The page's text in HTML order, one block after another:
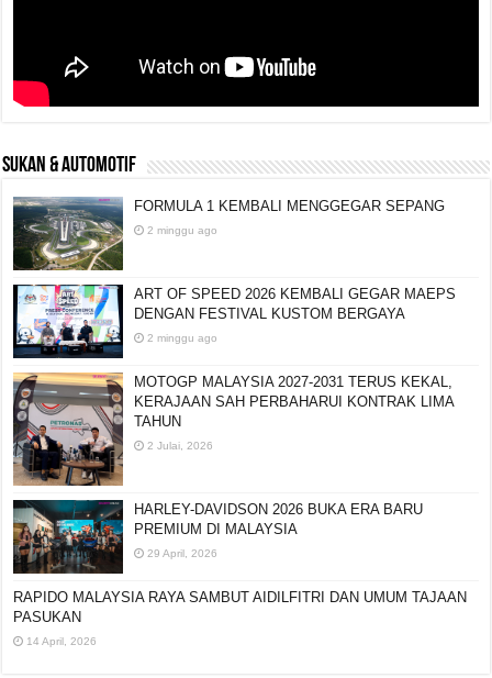
SUKAN & AUTOMOTIF
FORMULA 1 KEMBALI MENGGEGAR SEPANG
2 minggu ago
ART OF SPEED 2026 KEMBALI GEGAR MAEPS
DENGAN FESTIVAL KUSTOM BERGAYA
2 minggu ago
MOTOGP MALAYSIA 2027-2031 TERUS KEKAL,
KERAJAAN SAH PERBAHARUI KONTRAK LIMA
TAHUN
2 Julai, 2026
HARLEY-DAVIDSON 2026 BUKA ERA BARU
PREMIUM DI MALAYSIA
29 April, 2026
RAPIDO MALAYSIA RAYA SAMBUT AIDILFITRI